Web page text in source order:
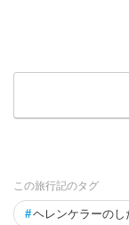
この旅行記のタグ
#ヘレンケラーのし